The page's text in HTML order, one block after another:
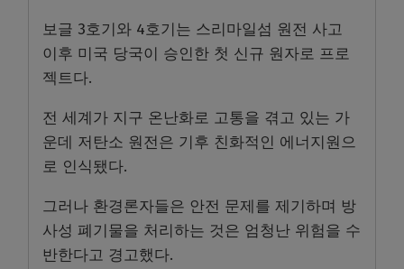
보글 3호기와 4호기는 스리마일섬 원전 사고
이후 미국 당국이 승인한 첫 신규 원자로 프로
젝트다.
전 세계가 지구 온난화로 고통을 겪고 있는 가
운데 저탄소 원전은 기후 친화적인 에너지원으
로 인식됐다.
그러나 환경론자들은 안전 문제를 제기하며 방
사성 폐기물을 처리하는 것은 엄청난 위험을 수
반한다고 경고했다.